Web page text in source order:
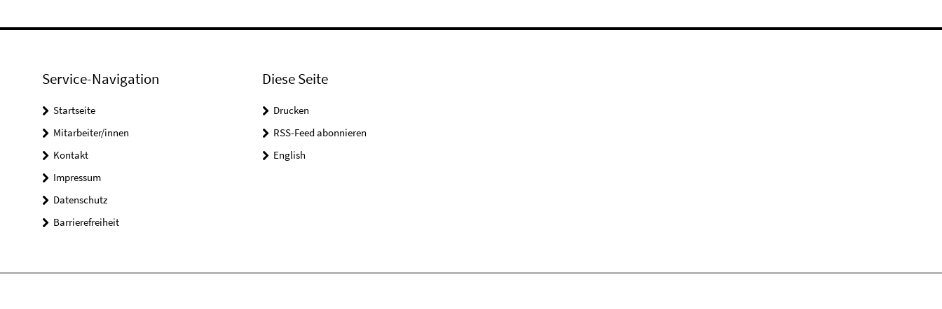
Service-Navigation
Startseite
Mitarbeiter/innen
Kontakt
Impressum
Datenschutz
Barrierefreiheit
Diese Seite
Drucken
RSS-Feed abonnieren
English